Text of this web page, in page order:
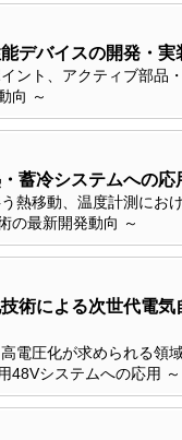
デバイスの開発・
ント、アクティブ部品
向 ～
蓄冷システムへの
熱移動、温度計測に
の最新開発動向 ～
術による次世代電
電圧化が求められる領
48Vシステムへの応用 ～